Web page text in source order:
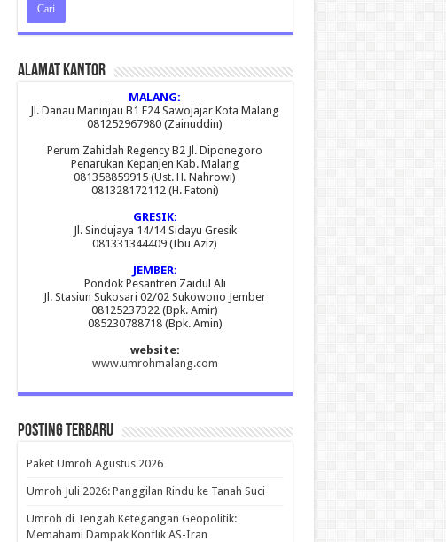
Alamat Kantor
MALANG:
Jl. Danau Maninjau B1 F24 Sawojajar Kota Malang
081252967980 (Zainuddin)
Perum Zahidah Regency B2 Jl. Diponegoro
Penarukan Kepanjen Kab. Malang
081358859915 (Ust. H. Nahrowi)
081328172112 (H. Fatoni)
GRESIK:
Jl. Sindujaya 14/14 Sidayu Gresik
081331344409 (Ibu Aziz)
JEMBER:
Pondok Pesantren Zaidul Ali
Jl. Stasiun Sukosari 02/02 Sukowono Jember
08125237322 (Bpk. Amir)
085230788718 (Bpk. Amin)
website:
www.umrohmalang.com
Posting Terbaru
Paket Umroh Agustus 2026
Umroh Juli 2026: Panggilan Rindu ke Tanah Suci
Umroh di Tengah Ketegangan Geopolitik:
Memahami Dampak Konflik AS-Iran